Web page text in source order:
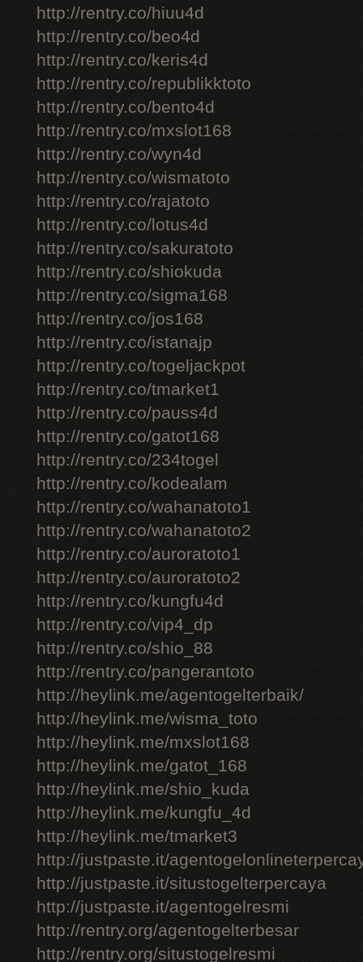
http://rentry.co/hiuu4d
http://rentry.co/beo4d
http://rentry.co/keris4d
http://rentry.co/republikktoto
http://rentry.co/bento4d
http://rentry.co/mxslot168
http://rentry.co/wyn4d
http://rentry.co/wismatoto
http://rentry.co/rajatoto
http://rentry.co/lotus4d
http://rentry.co/sakuratoto
http://rentry.co/shiokuda
http://rentry.co/sigma168
http://rentry.co/jos168
http://rentry.co/istanajp
http://rentry.co/togeljackpot
http://rentry.co/tmarket1
http://rentry.co/pauss4d
http://rentry.co/gatot168
http://rentry.co/234togel
http://rentry.co/kodealam
http://rentry.co/wahanatoto1
http://rentry.co/wahanatoto2
http://rentry.co/auroratoto1
http://rentry.co/auroratoto2
http://rentry.co/kungfu4d
http://rentry.co/vip4_dp
http://rentry.co/shio_88
http://rentry.co/pangerantoto
http://heylink.me/agentogelterbaik/
http://heylink.me/wisma_toto
http://heylink.me/mxslot168
http://heylink.me/gatot_168
http://heylink.me/shio_kuda
http://heylink.me/kungfu_4d
http://heylink.me/tmarket3
http://justpaste.it/
http://justpaste.it/situstogelterpercaya
http://justpaste.it/agentogelresmi
http://rentry.org/agentogelterbesar
http://rentry.org/situstogelresmi